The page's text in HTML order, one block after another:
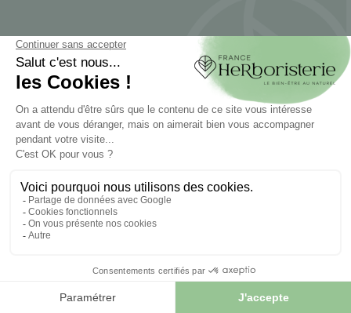
MON COMPTE
Mon compte
Suivi de commande
Créer votre compte
INFORMATIONS
Contactez-nous